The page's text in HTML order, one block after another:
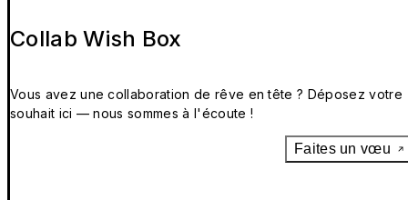
Collab Wish Box
Vous avez une collaboration de rêve en tête ? Déposez votre
souhait ici — nous sommes à l'écoute !
Faites un vœu